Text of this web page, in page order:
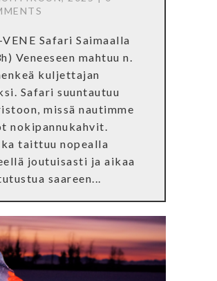
Safari Saimaalla
Veneeseen mahtuu n.
kuljettajan
Safari suuntautuu
missä nautimme
nokipannukahvit.
taittuu nopealla
joutuisasti ja aikaa
saareen...